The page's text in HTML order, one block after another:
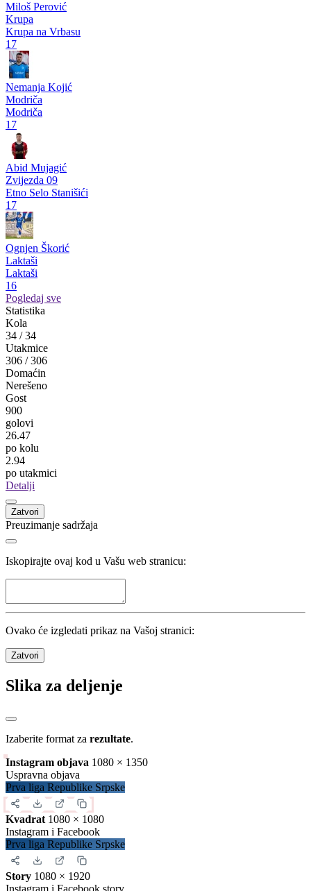
Miloš Perović
Krupa
Krupa na Vrbasu
17
Nemanja Kojić
Modriča
Modriča
17
Abid Mujagić
Zvijezda 09
Etno Selo Stanišići
17
Ognjen Škorić
Laktaši
Laktaši
16
Pogledaj sve
Statistika
Kola
34 /34
Utakmice
306 /306
Domaćin
Nerešeno
Gost
900
golovi
26.47
po kolu
2.94
po utakmici
Detalji
Zatvori
Preuzimanje sadržaja
Iskopirajte ovaj kod u Vašu web stranicu:
Ovako će izgledati prikaz na Vašoj stranici:
Zatvori
Slika za deljenje
Izaberite format za rezultate.
Instagram objava 1080 × 1350
Uspravna objava
Prva liga Republike Srpske
Kvadrat 1080 × 1080
Instagram i Facebook
Prva liga Republike Srpske
Story 1080 × 1920
Instagram i Facebook story